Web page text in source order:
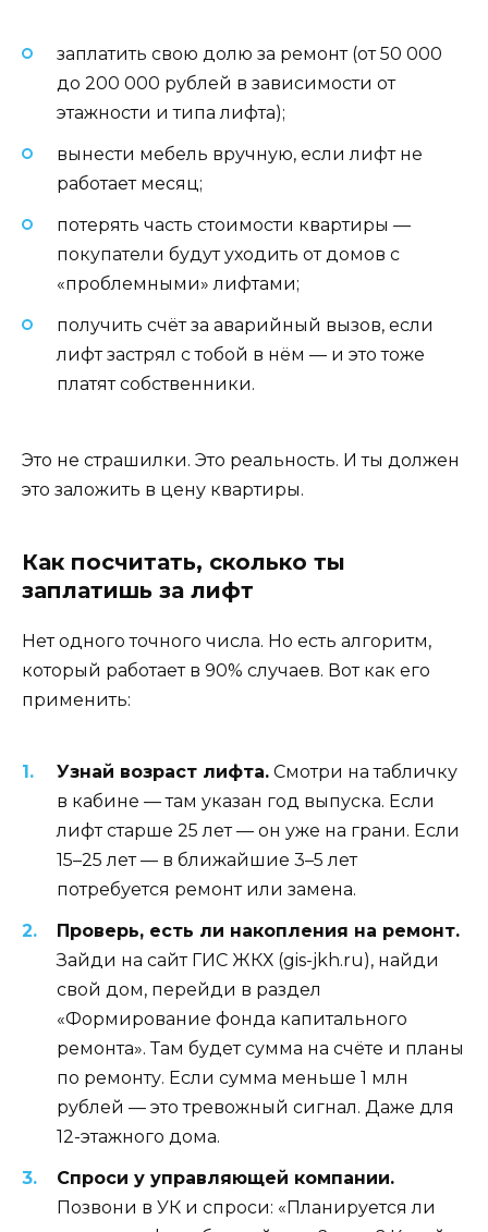
заплатить свою долю за ремонт (от 50 000
до 200 000 рублей в зависимости от
этажности и типа лифта);
вынести мебель вручную, если лифт не
работает месяц;
потерять часть стоимости квартиры —
покупатели будут уходить от домов с
«проблемными» лифтами;
получить счёт за аварийный вызов, если
лифт застрял с тобой в нём — и это тоже
платят собственники.
Это не страшилки. Это реальность. И ты должен
это заложить в цену квартиры.
Как посчитать, сколько ты
заплатишь за лифт
Нет одного точного числа. Но есть алгоритм,
который работает в 90% случаев. Вот как его
применить:
Узнай возраст лифта. Смотри на табличку
в кабине — там указан год выпуска. Если
лифт старше 25 лет — он уже на грани. Если
15–25 лет — в ближайшие 3–5 лет
потребуется ремонт или замена.
Проверь, есть ли накопления на ремонт.
Зайди на сайт ГИС ЖКХ (gis-jkh.ru), найди
свой дом, перейди в раздел
«Формирование фонда капитального
ремонта». Там будет сумма на счёте и планы
по ремонту. Если сумма меньше 1 млн
рублей — это тревожный сигнал. Даже для
12-этажного дома.
Спроси у управляющей компании.
Позвони в УК и спроси: «Планируется ли